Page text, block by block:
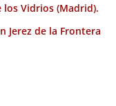
los Vidrios (Madrid).
Jerez de la Frontera